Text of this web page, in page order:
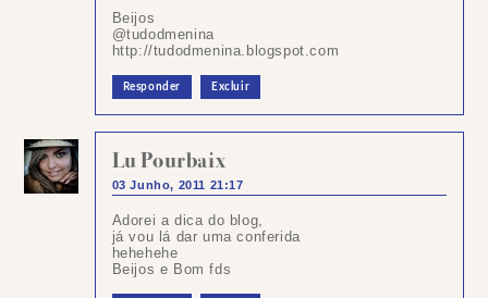
Beijos
@tudodmenina
http://tudodmenina.blogspot.com
Responder Excluir
Lu Pourbaix
03 Junho, 2011 21:17
Adorei a dica do blog,
já vou lá dar uma conferida
hehehehe
Beijos e Bom fds